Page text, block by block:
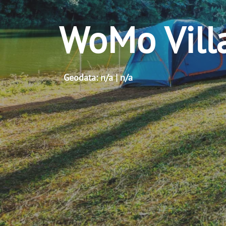
WoMo
Geodata: n/a | n/a